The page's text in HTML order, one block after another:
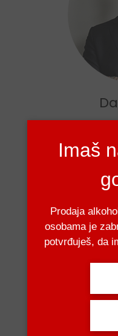
Direktorica
Imaš
Prodaja
osobama je
potvrđuješ, da